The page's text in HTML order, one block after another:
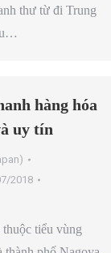
thư từ đi Trung
hàng hóa
uy tín
2018
tiểu vùng